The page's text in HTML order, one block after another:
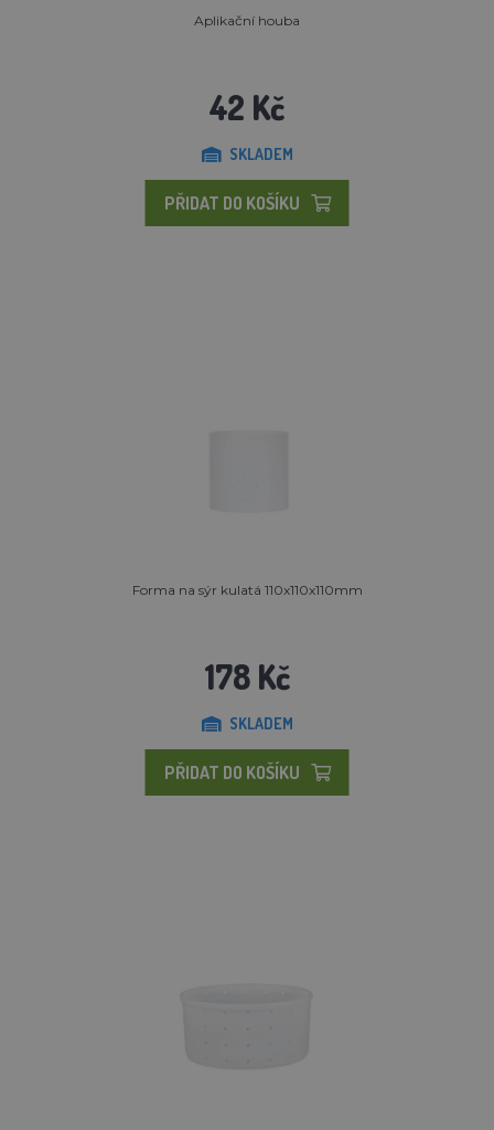
Aplikační houba
42 Kč
SKLADEM
PŘIDAT DO KOŠÍKU
Forma na sýr kulatá 110x110x110mm
178 Kč
SKLADEM
PŘIDAT DO KOŠÍKU